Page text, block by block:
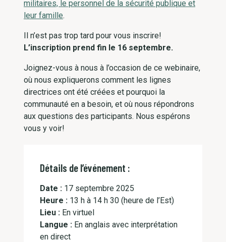
militaires, le personnel de la sécurité publique et
leur famille.
Il n’est pas trop tard pour vous inscrire!
L’inscription prend fin le 16 septembre.
Joignez-vous à nous à l’occasion de ce webinaire,
où nous expliquerons comment les lignes
directrices ont été créées et pourquoi la
communauté en a besoin, et où nous répondrons
aux questions des participants. Nous espérons
vous y voir!
Détails de l’événement :
Date : 17 septembre 2025
Heure : 13 h à 14 h 30 (heure de l’Est)
Lieu : En virtuel
Langue : En anglais avec interprétation
en direct